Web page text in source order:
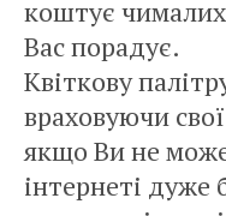
коштує
Вас порадує.
Квіткову
враховуючи
якщо Ви не
інтернеті дуже